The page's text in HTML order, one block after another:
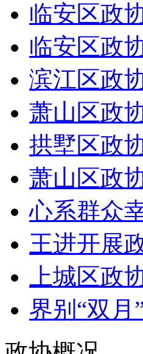
临安区政
临安区政
滨江区政
萧山区政
拱墅区政
萧山区政
心系群众
王进开展
上城区政
界别“双月